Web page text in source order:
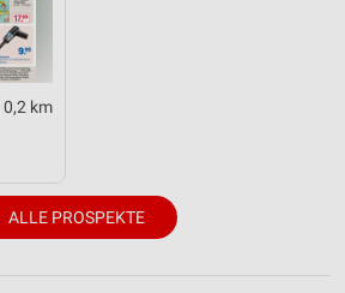
0,2 km
ALLE PROSPEKTE
aus verschiedenen
der Angebote
Daten zur Auswahl von
Standortdaten